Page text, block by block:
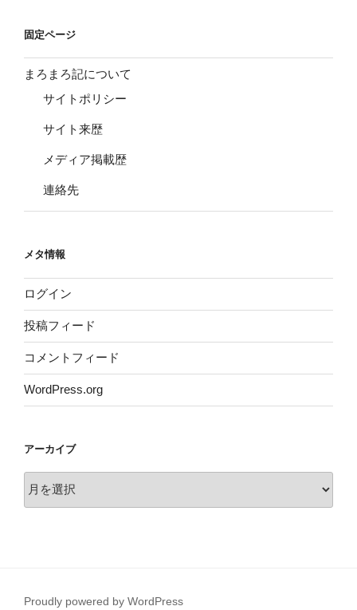
固定ページ
まろまろ記について
サイトポリシー
サイト来歴
メディア掲載歴
連絡先
メタ情報
ログイン
投稿フィード
コメントフィード
WordPress.org
アーカイブ
ー
Proudly powered by WordPress